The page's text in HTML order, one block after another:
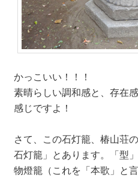
かっこいい！！！
素晴らしい調和感と、存在
感じですよ！
さて、この石灯籠、椿山荘
石灯籠」とあります。「型
物燈籠（これを「本歌」と